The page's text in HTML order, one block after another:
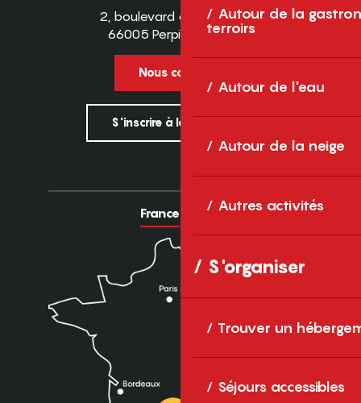
Autour de la
terroirs
Autour de l'eau
Autour de la neige
Autres activités
S'organiser
Trouver un
Séjours accessibles
2, boulevard des Pyrénées
66005 Perpignan Cedex
Nous contacter
S'inscrire à la newsletter
France Europe